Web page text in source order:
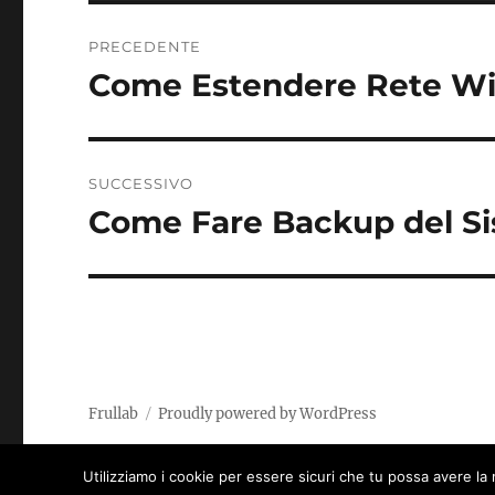
k
articoli
PRECEDENTE
Articolo
Come Estendere Rete
SUCCESSIVO
Articolo
Come Fare Backup del
Frullab Proudly powered by WordPress
Utilizziamo i cookie per essere sicuri che tu possa avere